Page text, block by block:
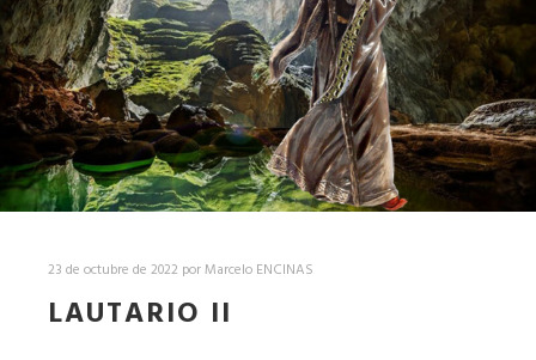
23 de octubre de 2022 porMarcelo ENCINAS
LAUTARIO II